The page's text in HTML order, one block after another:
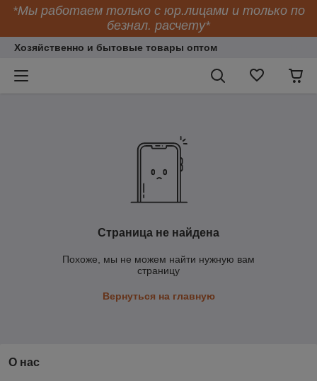
*Мы работаем только с юр.лицами и только по
безнал. расчету*
Хозяйственно и бытовые товары оптом
Страница не найдена
Похоже, мы не можем найти нужную вам
страницу
Вернуться на главную
О нас